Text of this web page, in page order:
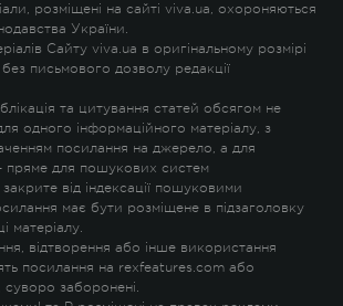
розміщені на сайті viva.ua, охороняються
України.
Сайту viva.ua в оригінальному розмірі
письмового дозволу редакції
та цитування статей обсягом не
одного інформаційного матеріалу, з
посилання на джерело, а для
– пряме для пошукових систем
від індексації пошуковими
має бути розміщене в підзаголовку
матеріалу.
відтворення або інше використання
посилання на rexfeatures.com або
заборонені.